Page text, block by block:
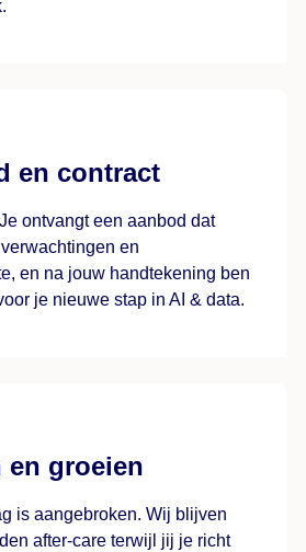
en contract
ontvangt een aanbod dat
en
en na jouw handtekening ben
je nieuwe stap in AI & data.
en groeien
is aangebroken. Wij blijven
after-care terwijl jij je richt